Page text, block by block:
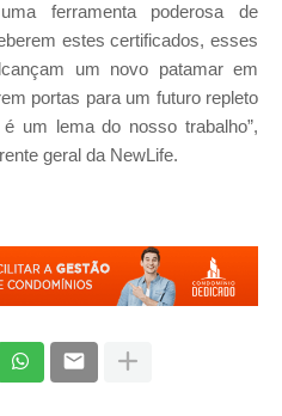
ferramenta poderosa de
estes certificados, esses
um novo patamar em
portas para um futuro repleto
um lema do nosso trabalho”,
geral da NewLife.